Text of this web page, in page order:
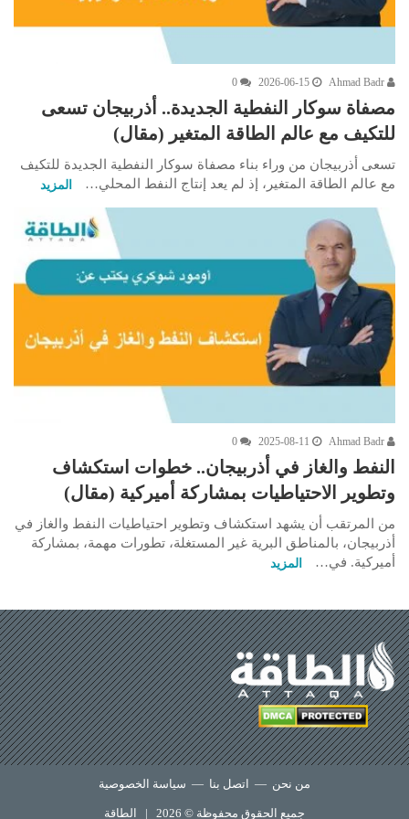
2026-06-15
0
مصفاة سوكار النفطية الجديدة.. أذربيجان تسعى
للتكيف مع عالم الطاقة المتغير (مقال)
تسعى أذربيجان من وراء بناء مصفاة سوكار النفطية الجديدة للتكيف
مع عالم الطاقة المتغير، إذ لم يعد إنتاج النفط المحلي…
المزيد
2025-08-11
0
النفط والغاز في أذربيجان.. خطوات استكشاف
وتطوير الاحتياطيات بمشاركة أميركية (مقال)
من المرتقب أن يشهد استكشاف وتطوير احتياطيات النفط والغاز في
أذربيجان، بالمناطق البرية غير المستغلة، تطورات مهمة، بمشاركة
أميركية. في…
المزيد
من نحن — اتصل بنا — سياسة الخصوصية
جميع الحقوق محفوظة © 2026 | الطاقة